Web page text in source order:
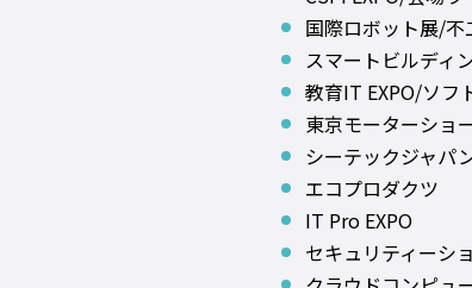
国際ロボット展/不
スマートビルディ
教育IT EXPO/ソフ
東京モーターショ
シーテックジャパ
エコプロダクツ
IT Pro EXPO
セキュリティーシ